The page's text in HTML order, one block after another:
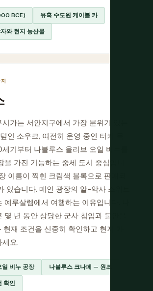
BCE) 유혹 수도원 케이블 카
와 현지 농산물
가는 서안지구에서 가장 분위기 있는
인 소우크, 여전히 운영 중인 터키 목
기부터 나블루스 올리브 오일 비누를
을 가진 기능하는 중세 도시 중심입니
이름이 찍힌 크림색 블록으로 판매되
있습니다. 메인 광장의 알-악사 스위트
예루살렘에서 여행하는 이유입니다. 나
몇 년 동안 상당한 군사 침입과 불안을
재 조건을 신중히 확인하고 현지 가
요.
일 비누 공장 나블루스 크나페 — 원조
확인